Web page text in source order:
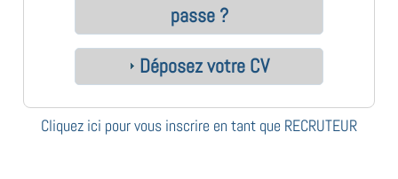
passe ?
Déposez votre CV
Cliquez ici pour vous inscrire en tant que RECRUTEUR